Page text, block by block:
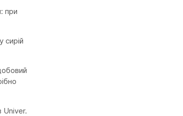
при
сирій
Univer.